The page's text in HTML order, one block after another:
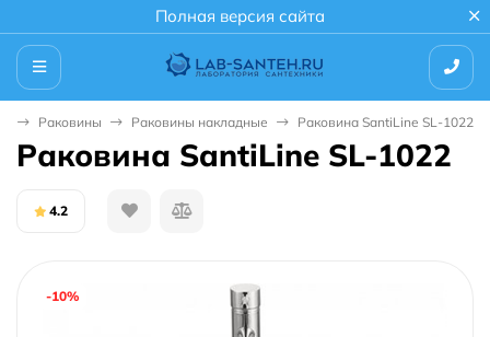
Полная версия сайта
Раковины Раковины накладные Раковина SantiLine SL-1022
Раковина SantiLine SL-1022
4.2
-10%